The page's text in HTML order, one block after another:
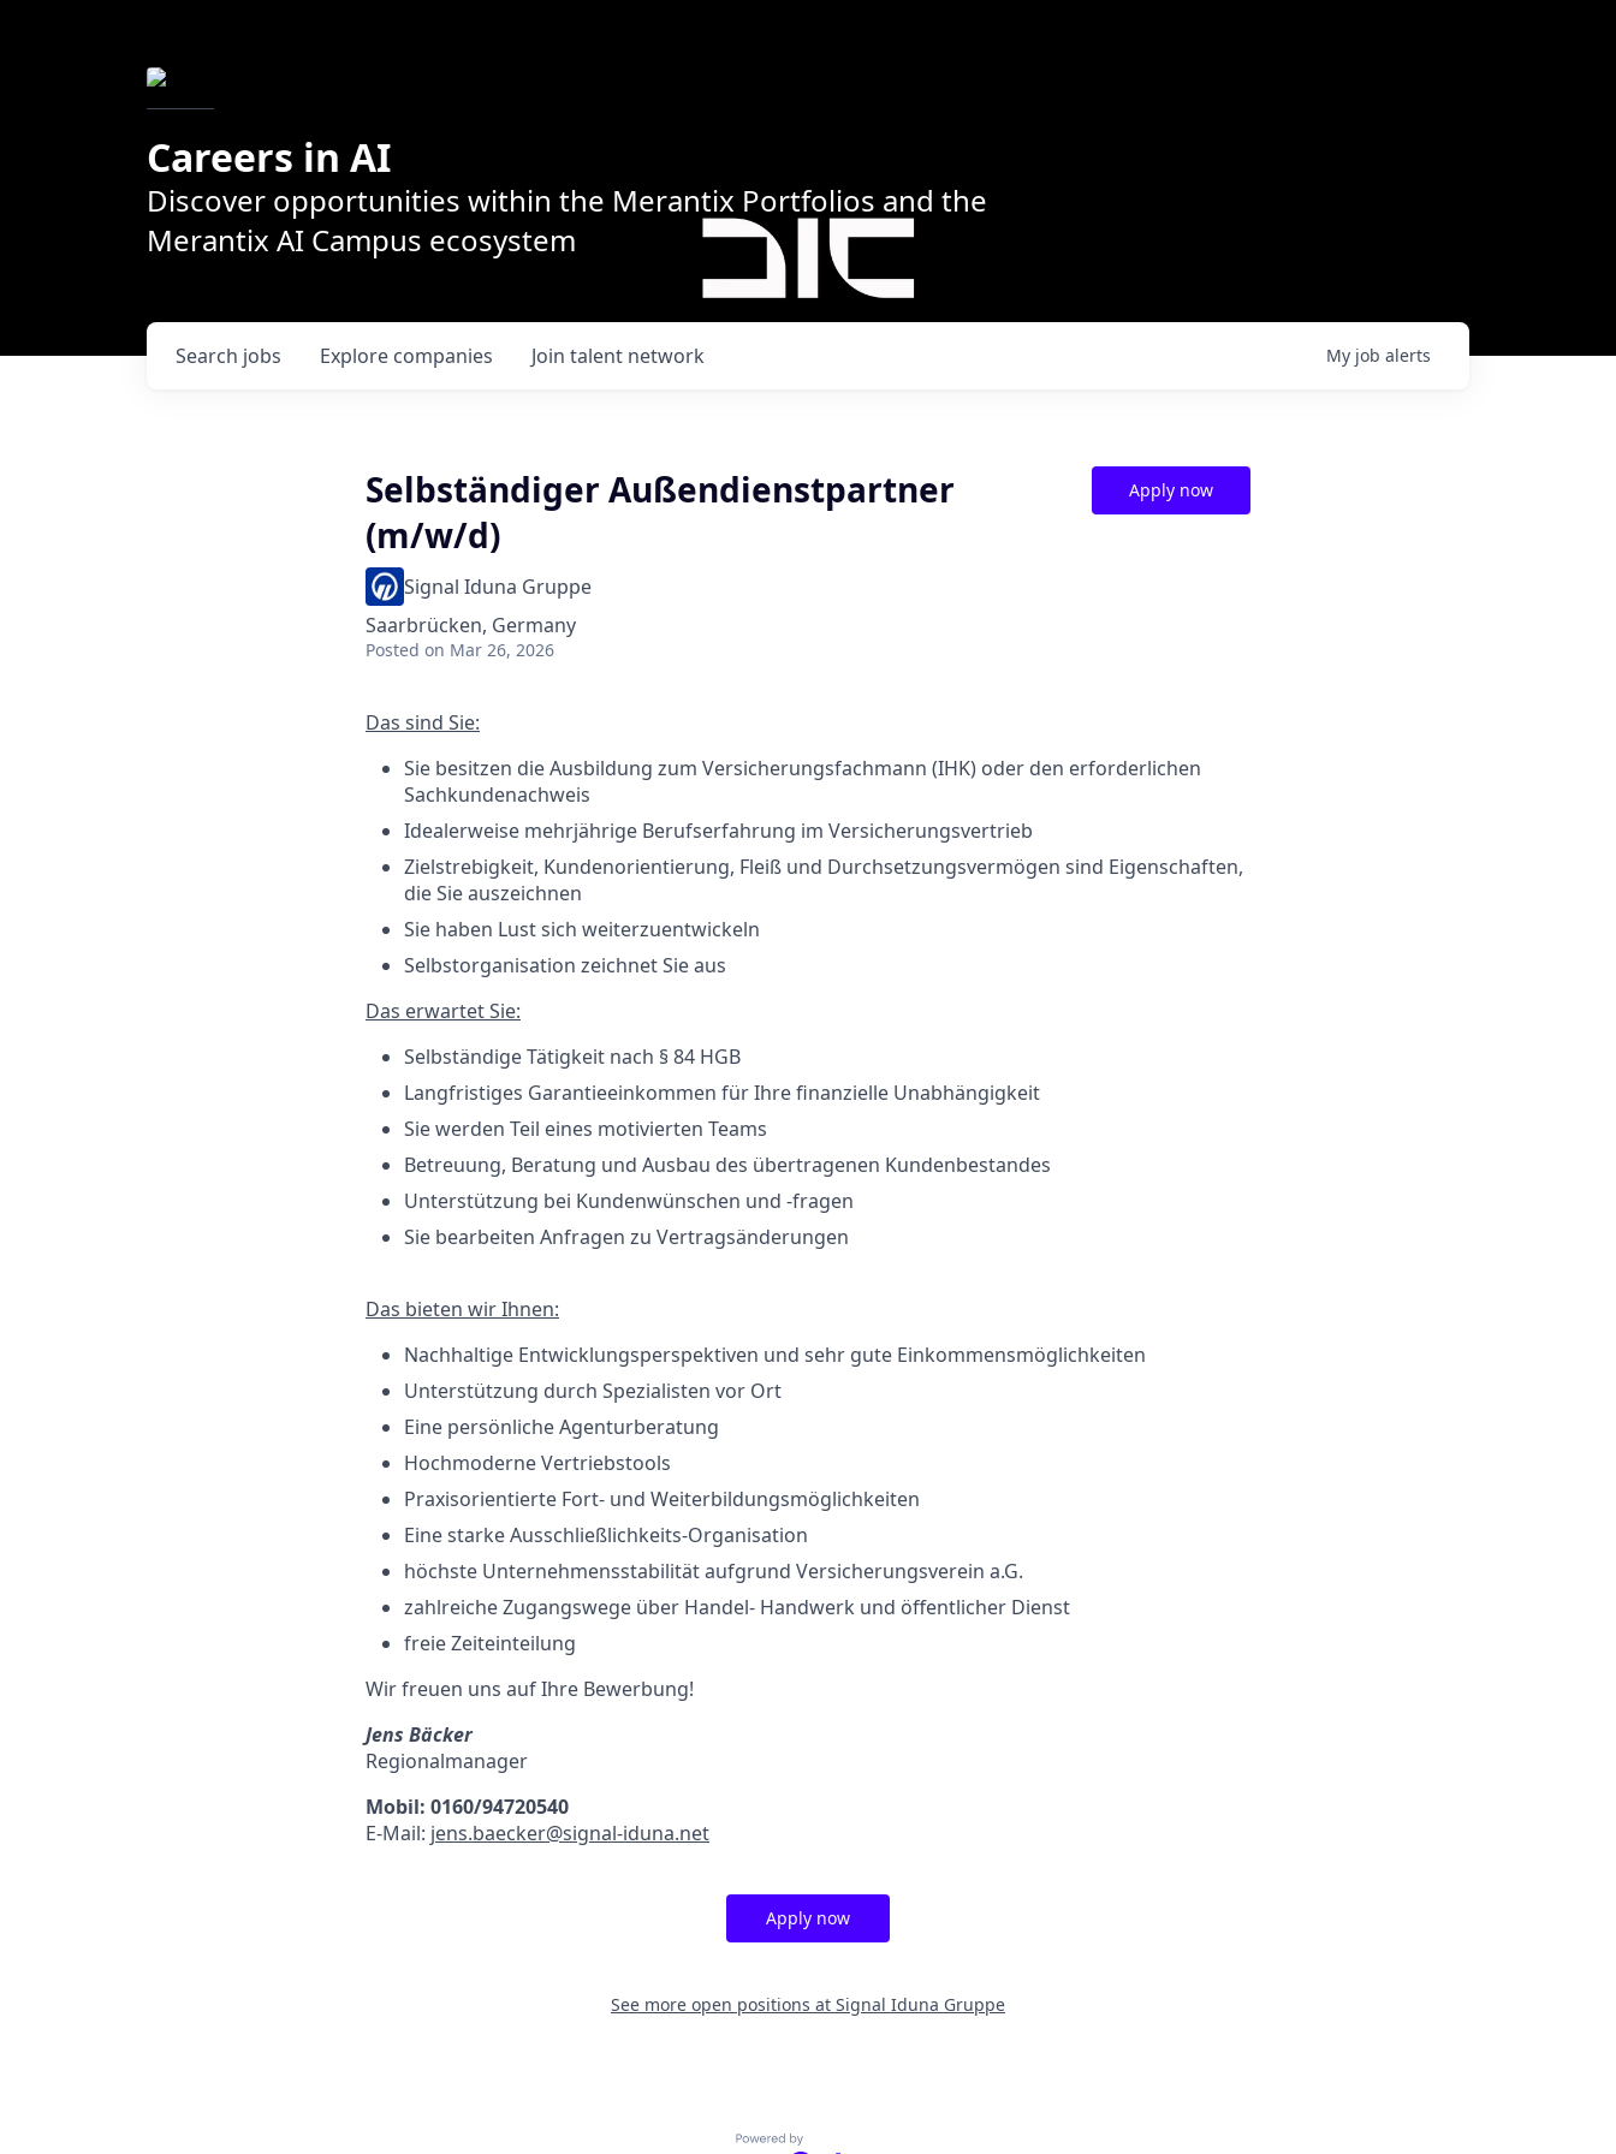
Careers in AI
Discover opportunities within the Merantix Portfolios and the
Merantix AI Campus ecosystem
Search jobs Explore companies Join talent network My job alerts
Selbständiger Außendienstpartner
(m/w/d)
Signal Iduna Gruppe
Saarbrücken, Germany
Posted on Mar 26, 2026
Apply now
Das sind Sie:
Sie besitzen die Ausbildung zum Versicherungsfachmann (IHK) oder den erforderlichen
Sachkundenachweis
Idealerweise mehrjährige Berufserfahrung im Versicherungsvertrieb
Zielstrebigkeit, Kundenorientierung, Fleiß und Durchsetzungsvermögen sind Eigenschaften,
die Sie auszeichnen
Sie haben Lust sich weiterzuentwickeln
Selbstorganisation zeichnet Sie aus
Das erwartet Sie:
Selbständige Tätigkeit nach § 84 HGB
Langfristiges Garantieeinkommen für Ihre finanzielle Unabhängigkeit
Sie werden Teil eines motivierten Teams
Betreuung, Beratung und Ausbau des übertragenen Kundenbestandes
Unterstützung bei Kundenwünschen und -fragen
Sie bearbeiten Anfragen zu Vertragsänderungen
Das bieten wir Ihnen:
Nachhaltige Entwicklungsperspektiven und sehr gute Einkommensmöglichkeiten
Unterstützung durch Spezialisten vor Ort
Eine persönliche Agenturberatung
Hochmoderne Vertriebstools
Praxisorientierte Fort- und Weiterbildungsmöglichkeiten
Eine starke Ausschließlichkeits-Organisation
höchste Unternehmensstabilität aufgrund Versicherungsverein a.G.
zahlreiche Zugangswege über Handel- Handwerk und öffentlicher Dienst
freie Zeiteinteilung
Wir freuen uns auf Ihre Bewerbung!
Jens Bäcker
Regionalmanager
Mobil: 0160/94720540
E-Mail: jens.baecker@signal-iduna.net
Apply now
See more open positions at Signal Iduna Gruppe
Powered by Getro.com